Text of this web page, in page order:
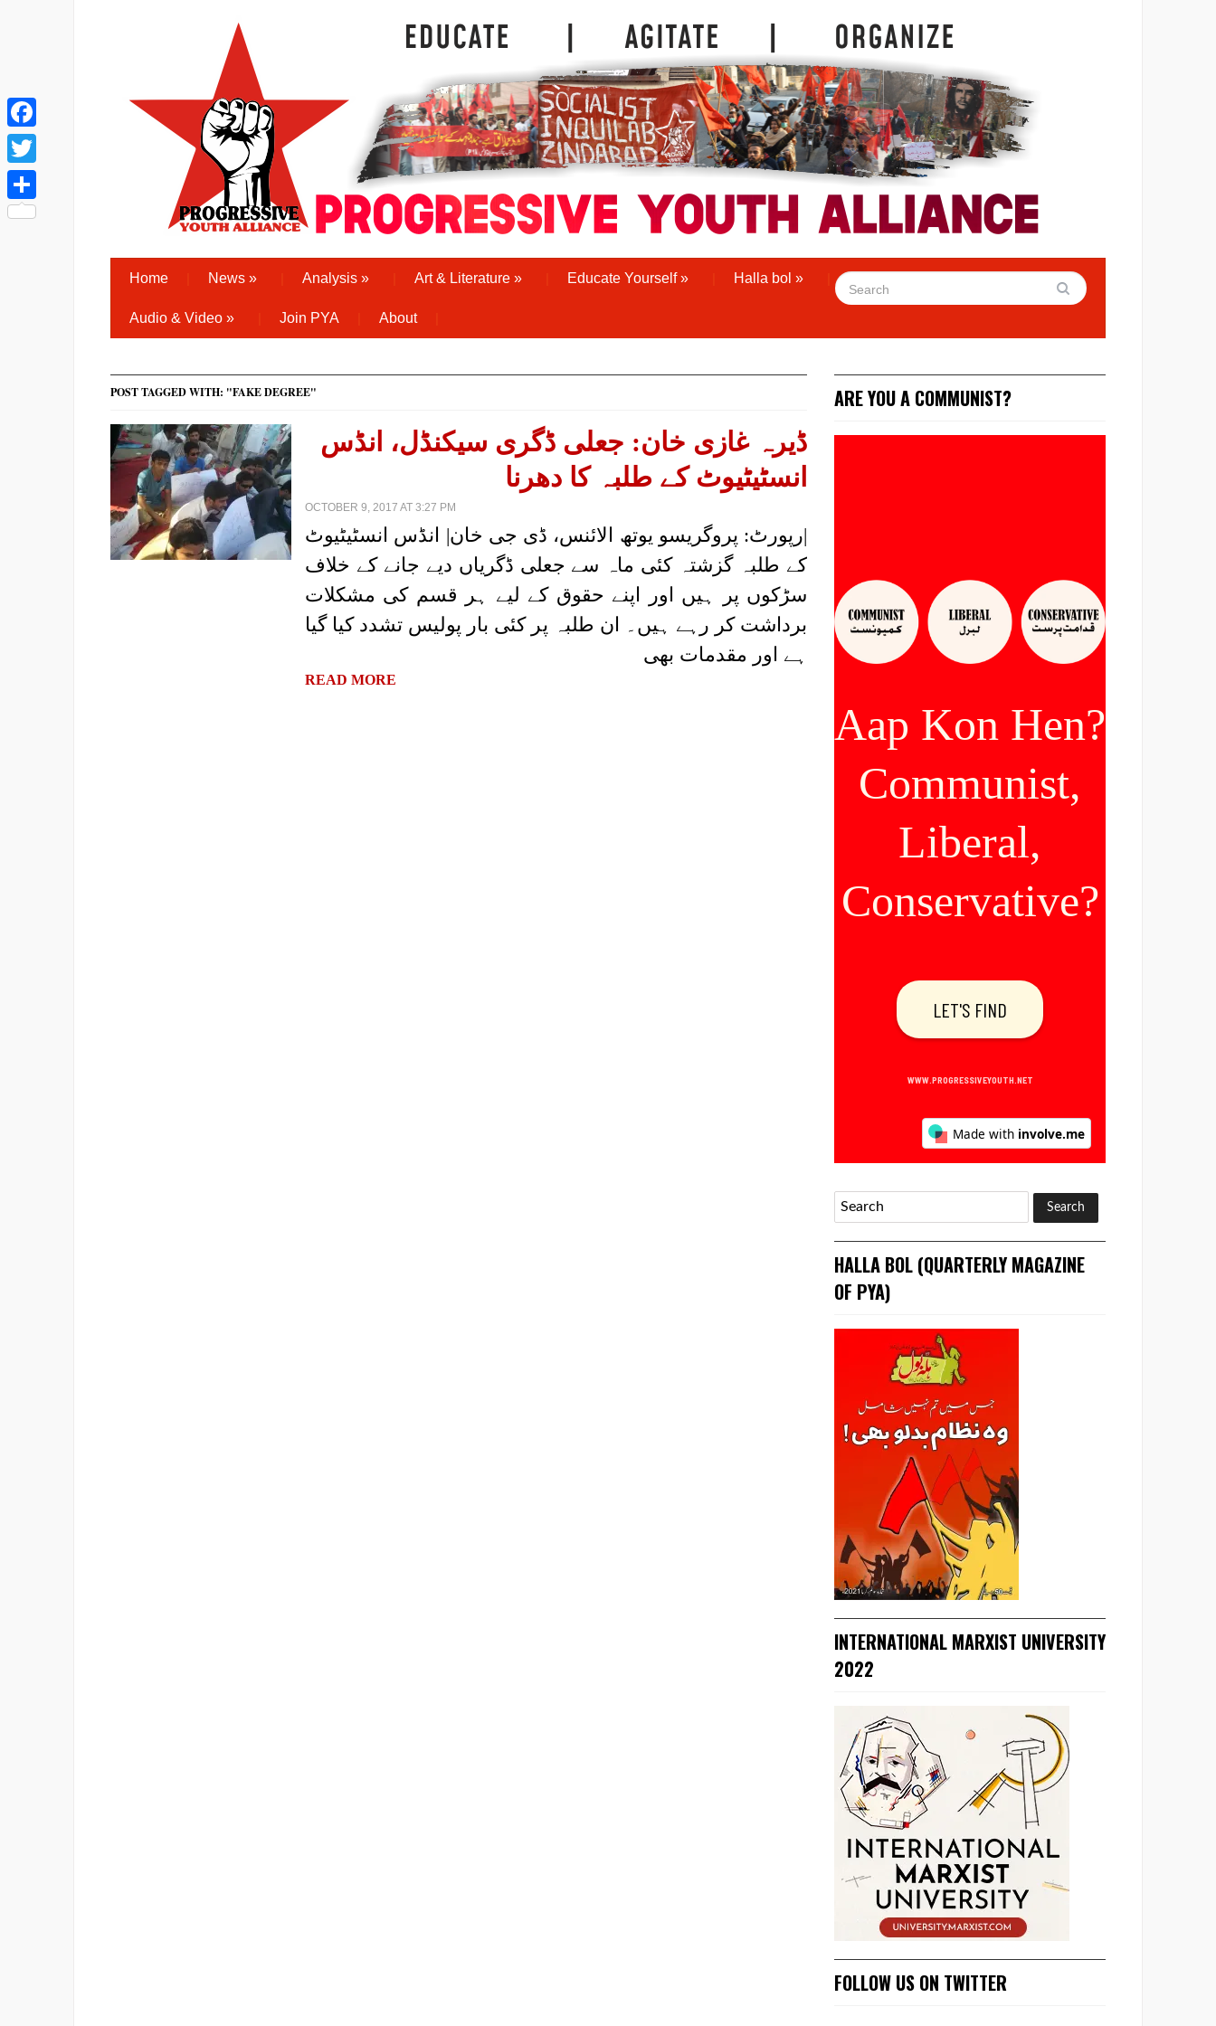
Home News » Analysis » Art & Literature » Educate Yourself» Halla bol »
Audio & Video » Join PYA About
POST TAGGED WITH: "FAKE DEGREE"
ڈیرہ غازی خان: جعلی ڈگری سیکنڈل، انڈس
انسٹیٹیوٹ کے طلبہ کا دھرنا
OCTOBER 9, 2017 AT 3:27 PM
|رپورٹ: پروگریسو یوتھ الائنس، ڈی جی خان| انڈس انسٹیٹیوٹ
کے طلبہ گزشتہ کئی ماہ سے جعلی ڈگریاں دیے جانے کے خلاف
سڑکوں پر ہیں اور اپنے حقوق کے لیے ہر قسم کی مشکلات
برداشت کر رہے ہیں۔ ان طلبہ پر کئی بار پولیس تشدد کیا گیا
ہے اور مقدمات بھی
READ MORE
ARE YOU A COMMUNIST?
HALLA BOL (QUARTERLY MAGAZINE
OF PYA)
INTERNATIONAL MARXIST UNIVERSITY
2022
FOLLOW US ON TWITTER
Facebook
Twitter
Share